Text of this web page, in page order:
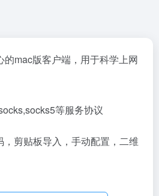
mac版客户端，用于科学上网
等服务协议
剪贴板导入，手动配置，二维